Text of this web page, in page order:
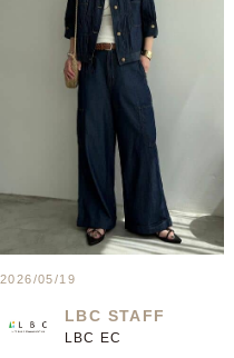
2026/05/19
LBC STAFF
LBC EC